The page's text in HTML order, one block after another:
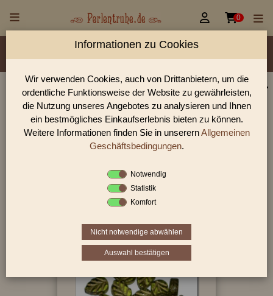
 0
Material/Glassorte Sorte/Form Farbe
Größen
Lochdurchmesser
Perlen Shop für gedrückte Perlen Blüten & Blätter
In unserem Perlen Shop finden sie zahlreich gedrückte Perlen
Blüten & Blätter und viele weiter Glasperlen.
Sie befinden sich in folgender Kategorie:
gedrückte Perlen|Blüten & Blätter
Informationen zu Cookies
Wir verwenden Cookies, auch von Drittanbietern, um die
ordentliche Funktionsweise der Website zu gewährleisten,
die Nutzung unseres Angebotes zu analysieren und Ihnen
ein bestmögliches Einkaufserlebnis bieten zu können.
Weitere Informationen finden Sie in unserernAllgemeinen
Geschäftsbedingungen.
Notwendig
Statistik
Komfort
Nicht notwendige abwählen
Auswahl bestätigen